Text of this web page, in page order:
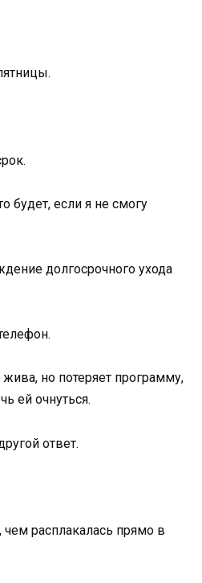
будет, если я не смогу
долгосрочного ухода
жива, но потеряет программу,
ей очнуться.
ответ.
расплакалась прямо в